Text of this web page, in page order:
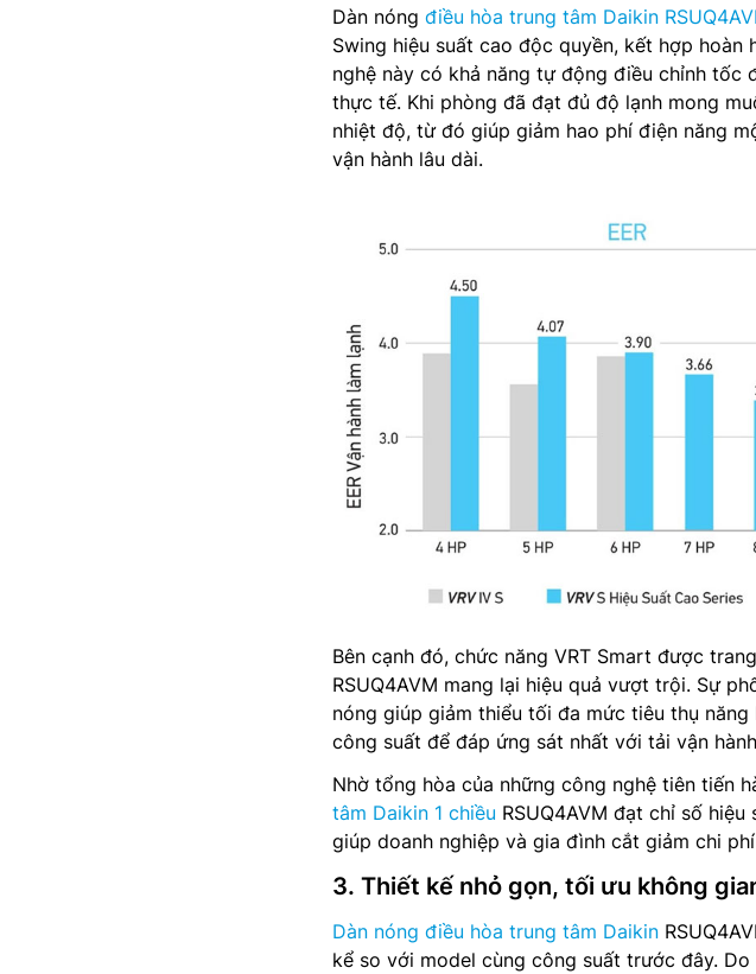
Dàn nóng điều hòa trung tâm Daikin
Swing hiệu suất cao độc quyền, kết hợp hoàn
nghệ này có khả năng tự động điều chỉnh tốc
thực tế. Khi phòng đã đạt đủ độ lạnh mong
nhiệt độ, từ đó giúp giảm hao phí điện năng
vận hành lâu dài.
Bên cạnh đó, chức năng VRT Smart được
RSUQ4AVM mang lại hiệu quả vượt trội. Sự
nóng giúp giảm thiểu tối đa mức tiêu thụ
công suất để đáp ứng sát nhất với tải vận
Nhờ tổng hòa của những công nghệ tiên tiến
tâm Daikin 1 chiều RSUQ4AVM đạt chỉ số
giúp doanh nghiệp và gia đình cắt giảm chi
3. Thiết kế nhỏ gọn, tối ưu không
Dàn nóng điều hòa trung tâm Daikin
kể so với model cùng công suất trước đây.